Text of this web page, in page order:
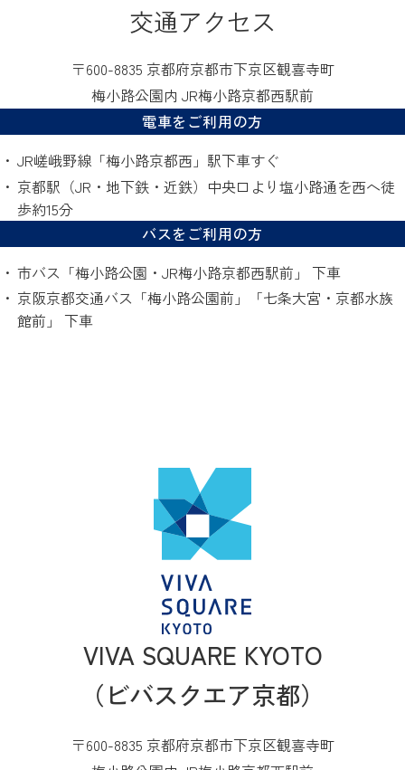
交通アクセス
〒600-8835 京都府京都市下京区観喜寺町
梅小路公園内 JR梅小路京都西駅前
電車をご利用の方
JR嵯峨野線「梅小路京都西」駅下車すぐ
京都駅（JR・地下鉄・近鉄）中央口より塩小路通を西へ徒
歩約15分
バスをご利用の方
市バス「梅小路公園・JR梅小路京都西駅前」 下車
京阪京都交通バス「梅小路公園前」「七条大宮・京都水族
館前」 下車
VIVA SQUARE KYOTO
（ビバスクエア京都）
〒600-8835 京都府京都市下京区観喜寺町